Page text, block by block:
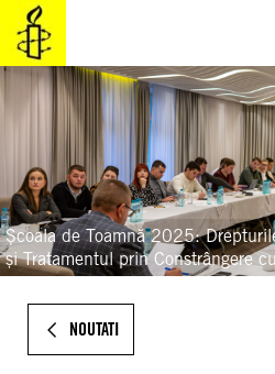
SKIP
MAIN
CONTENT
Școala de Toamnă 2025:
și Tratamentul prin Constrângere
NOUTATI